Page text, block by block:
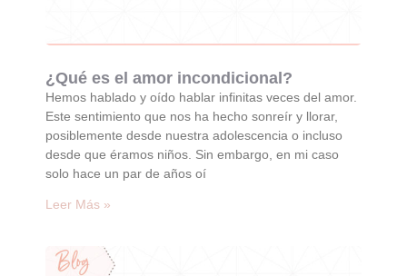
¿Qué es el amor incondicional?
Hemos hablado y oído hablar infinitas veces del amor.
Este sentimiento que nos ha hecho sonreír y llorar,
posiblemente desde nuestra adolescencia o incluso
desde que éramos niños. Sin embargo, en mi caso
solo hace un par de años oí
Leer Más »